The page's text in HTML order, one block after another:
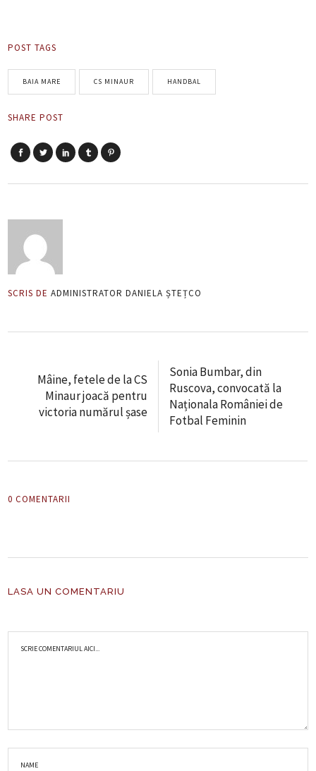
POST TAGS
BAIA MARE CS MINAUR HANDBAL
SHARE POST
SCRIS DE ADMINISTRATOR DANIELA ȘTEȚCO
Mâine, fetele de la CS
Minaur joacă pentru
victoria numărul șase
Sonia Bumbar, din
Ruscova, convocată la
Naționala României de
Fotbal Feminin
0 COMENTARII
LASA UN COMENTARIU